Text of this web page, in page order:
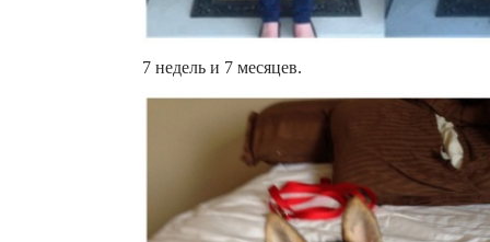
7 недель и 7 месяцев.